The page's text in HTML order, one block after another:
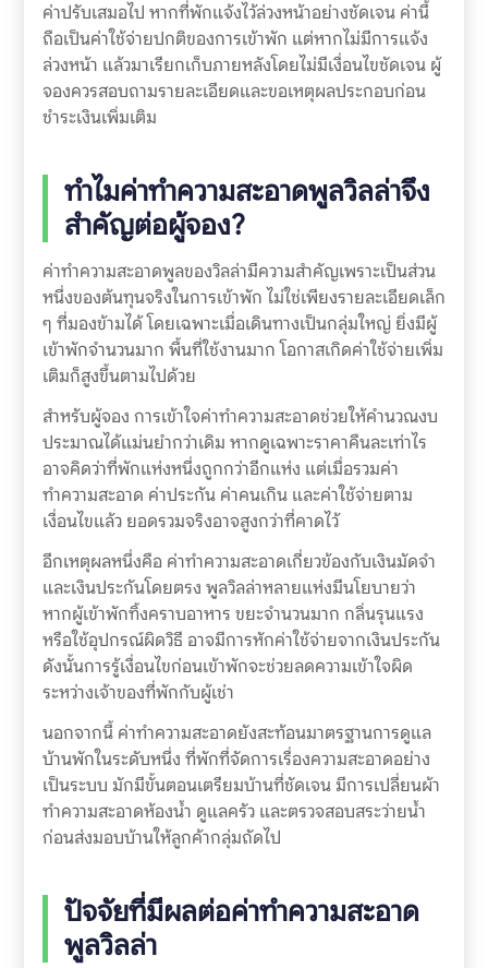
ค่าปรับเสมอไป หากที่พักแจ้งไว้ล่วงหน้าอย่างชัดเจน ค่านี้
ถือเป็นค่าใช้จ่ายปกติของการเข้าพัก แต่หากไม่มีการแจ้ง
ล่วงหน้า แล้วมาเรียกเก็บภายหลังโดยไม่มีเงื่อนไขชัดเจน ผู้
จองควรสอบถามรายละเอียดและขอเหตุผลประกอบก่อน
ชำระเงินเพิ่มเติม
ทำไมค่าทำความสะอาดพูลวิลล่าจึง
สำคัญต่อผู้จอง?
ค่าทำความสะอาดพูลของวิลล่ามีความสำคัญเพราะเป็นส่วน
หนึ่งของต้นทุนจริงในการเข้าพัก ไม่ใช่เพียงรายละเอียดเล็ก
ๆ ที่มองข้ามได้ โดยเฉพาะเมื่อเดินทางเป็นกลุ่มใหญ่ ยิ่งมีผู้
เข้าพักจำนวนมาก พื้นที่ใช้งานมาก โอกาสเกิดค่าใช้จ่ายเพิ่ม
เติมก็สูงขึ้นตามไปด้วย
สำหรับผู้จอง การเข้าใจค่าทำความสะอาดช่วยให้คำนวณงบ
ประมาณได้แม่นยำกว่าเดิม หากดูเฉพาะราคาคืนละเท่าไร
อาจคิดว่าที่พักแห่งหนึ่งถูกกว่าอีกแห่ง แต่เมื่อรวมค่า
ทำความสะอาด ค่าประกัน ค่าคนเกิน และค่าใช้จ่ายตาม
เงื่อนไขแล้ว ยอดรวมจริงอาจสูงกว่าที่คาดไว้
อีกเหตุผลหนึ่งคือ ค่าทำความสะอาดเกี่ยวข้องกับเงินมัดจำ
และเงินประกันโดยตรง พูลวิลล่าหลายแห่งมีนโยบายว่า
หากผู้เข้าพักทิ้งคราบอาหาร ขยะจำนวนมาก กลิ่นรุนแรง
หรือใช้อุปกรณ์ผิดวิธี อาจมีการหักค่าใช้จ่ายจากเงินประกัน
ดังนั้นการรู้เงื่อนไขก่อนเข้าพักจะช่วยลดความเข้าใจผิด
ระหว่างเจ้าของที่พักกับผู้เช่า
นอกจากนี้ ค่าทำความสะอาดยังสะท้อนมาตรฐานการดูแล
บ้านพักในระดับหนึ่ง ที่พักที่จัดการเรื่องความสะอาดอย่าง
เป็นระบบ มักมีขั้นตอนเตรียมบ้านที่ชัดเจน มีการเปลี่ยนผ้า
ทำความสะอาดห้องน้ำ ดูแลครัว และตรวจสอบสระว่ายน้ำ
ก่อนส่งมอบบ้านให้ลูกค้ากลุ่มถัดไป
ปัจจัยที่มีผลต่อค่าทำความสะอาด
พูลวิลล่า